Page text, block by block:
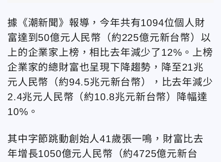
據《潮新聞》報導，今年共有1094位個人財
富達到50億元人民幣（約225億元新台幣）以
上的企業家上榜，相比去年減少了12%。上榜
企業家的總財富也呈現下降趨勢，降至21兆
元人民幣（約94.5兆元新台幣），比去年減少
2.4兆元人民幣（約10.8兆元新台幣）降幅達
10%。
其中字節跳動創始人41歲張一鳴，財富比去
年增長1050億元人民幣（約4725億元新台